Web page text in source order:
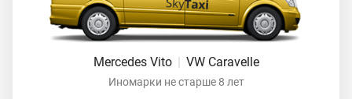
Mercedes Vito VW Caravelle
Иномарки не старше 8 лет